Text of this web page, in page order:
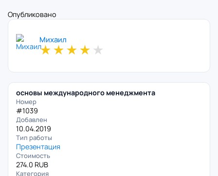
Опубликовано
Михаил
★★★★ ★
основы международного менеджмента
Номер
#1039
Добавлен
10.04.2019
Тип работы
Презентация
Стоимость
274.0 RUB
Категория